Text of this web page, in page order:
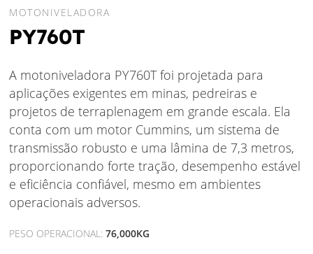
MOTONIVELADORA
PY760T
A motoniveladora PY760T foi projetada para
aplicações exigentes em minas, pedreiras e
projetos de terraplenagem em grande escala. Ela
conta com um motor Cummins, um sistema de
transmissão robusto e uma lâmina de 7,3 metros,
proporcionando forte tração, desempenho estável
e eficiência confiável, mesmo em ambientes
operacionais adversos.
PESO OPERACIONAL:76,000KG